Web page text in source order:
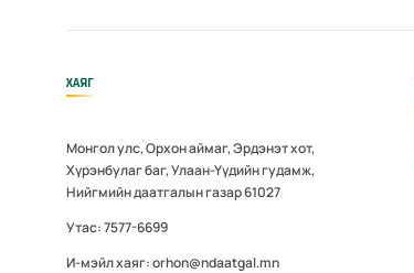
ХАЯГ
Монгол улс, Орхон аймаг, Эрдэнэт хот,
Хүрэнбулаг баг, Улаан-Үүдийн гудамж,
Нийгмийн даатгалын газар 61027
Утас: 7577-6699
И-мэйл хаяг: orhon@ndaatgal.mn